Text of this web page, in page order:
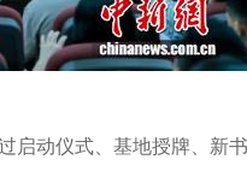
动仪式、基地授牌、新